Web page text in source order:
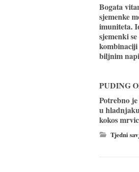
Bogata
sjemenke
imuniteta.
sjemenki
kombinaciji
biljnim
PUDING
Potrebno
u
kokos
Tjedni